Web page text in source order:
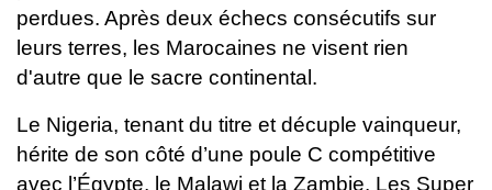
perdues. Après deux échecs consécutifs sur
leurs terres, les Marocaines ne visent rien
d'autre que le sacre continental.
Le Nigeria, tenant du titre et décuple vainqueur,
hérite de son côté d’une poule C compétitive
avec l’Égypte, le Malawi et la Zambie. Les Super